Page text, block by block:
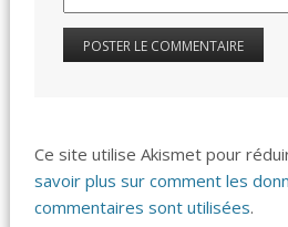
Ce site utilise Akismet pour
savoir plus sur comment les
commentaires sont utilisées.